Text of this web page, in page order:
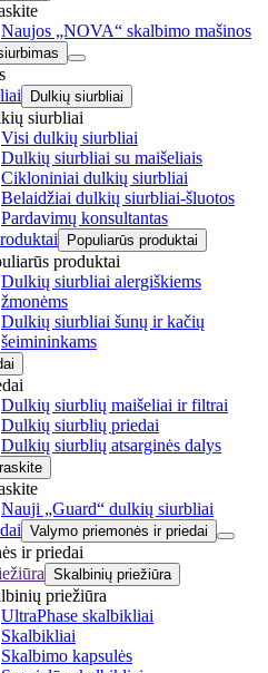
Naujos „NOVA“ skalbimo mašinos
Dulkių siurbliai
siurbliai
Visi dulkių siurbliai
Dulkių siurbliai su maišeliais
Cikloniniai dulkių siurbliai
Belaidžiai dulkių siurbliai-šluotos
Pardavimų konsultantas
Populiarūs produktai
produktai
Dulkių siurbliai alergiškiems
žmonėms
Dulkių siurbliai šunų ir kačių
šeimininkams
Dulkių siurblių maišeliai ir filtrai
Dulkių siurblių priedai
Dulkių siurblių atsarginės dalys
Nauji „Guard“ dulkių siurbliai
Valymo priemonės ir priedai
ir priedai
Skalbinių priežiūra
priežiūra
UltraPhase skalbikliai
Skalbikliai
Skalbimo kapsulės